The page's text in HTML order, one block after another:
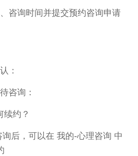
咨询时间并提交预约咨询申请
：
咨询：
续约？
后，可以在 我的-心理咨询 中